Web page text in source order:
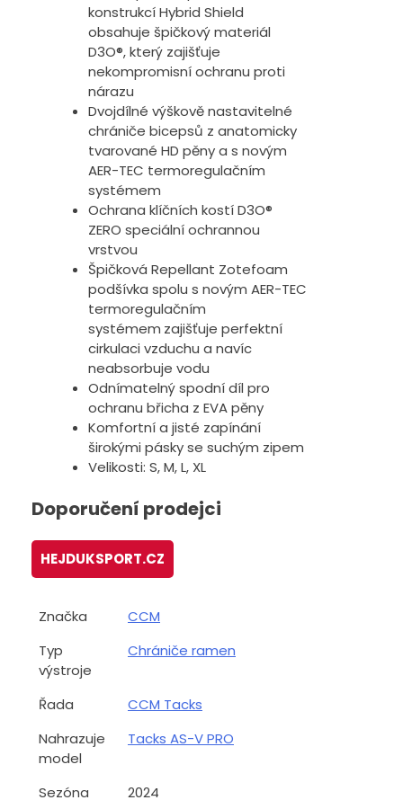
konstrukcí Hybrid Shield
obsahuje špičkový materiál
D3O®, který zajišťuje
nekompromisní ochranu proti
nárazu
Dvojdílné výškově nastavitelné
chrániče bicepsů z anatomicky
tvarované HD pěny a s novým
AER-TEC termoregulačním
systémem
Ochrana klíčních kostí D3O®
ZERO speciální ochrannou
vrstvou
Špičková Repellant Zotefoam
podšívka spolu s novým AER-TEC
termoregulačním
systémem zajišťuje perfektní
cirkulaci vzduchu a navíc
neabsorbuje vodu
Odnímatelný spodní díl pro
ochranu břicha z EVA pěny
Komfortní a jisté zapínání
širokými pásky se suchým zipem
Velikosti: S, M, L, XL
Doporučení prodejci
HEJDUKSPORT.CZ
Značka
CCM
Typ
výstroje
Chrániče ramen
Řada
CCM Tacks
Nahrazuje
model
Tacks AS-V PRO
Sezóna 2024